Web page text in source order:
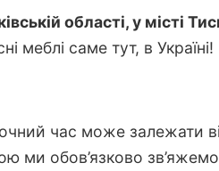
області, у місті
саме тут, в Україні!
час може залежати
ми обов’язково